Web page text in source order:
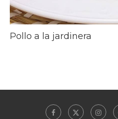
Pollo a la jardinera